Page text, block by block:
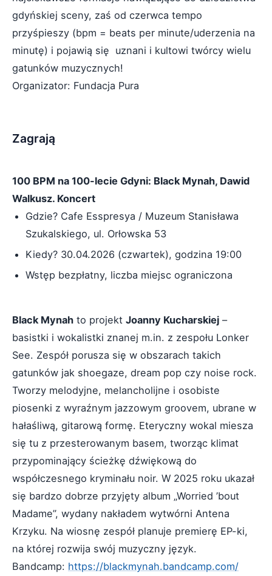
gdyńskiej sceny, zaś od czerwca tempo
przyśpieszy (bpm = beats per minute/uderzenia na
minutę) i pojawią się uznani i kultowi twórcy wielu
gatunków muzycznych!
Organizator: Fundacja Pura
Zagrają
100 BPM na 100-lecie Gdyni: Black Mynah, Dawid
Walkusz. Koncert
Gdzie? Cafe Esspresya / Muzeum Stanisława
Szukalskiego, ul. Orłowska 53
Kiedy? 30.04.2026 (czwartek), godzina 19:00
Wstęp bezpłatny, liczba miejsc ograniczona
Black Mynah to projekt Joanny Kucharskiej –
basistki i wokalistki znanej m.in. z zespołu Lonker
See. Zespół porusza się w obszarach takich
gatunków jak shoegaze, dream pop czy noise rock.
Tworzy melodyjne, melancholijne i osobiste
piosenki z wyraźnym jazzowym groovem, ubrane w
hałaśliwą, gitarową formę. Eteryczny wokal miesza
się tu z przesterowanym basem, tworząc klimat
przypominający ścieżkę dźwiękową do
współczesnego kryminału noir. W 2025 roku ukazał
się bardzo dobrze przyjęty album „Worried ’bout
Madame”, wydany nakładem wytwórni Antena
Krzyku. Na wiosnę zespół planuje premierę EP-ki,
na której rozwija swój muzyczny język.
Bandcamp: https://blackmynah.bandcamp.com/